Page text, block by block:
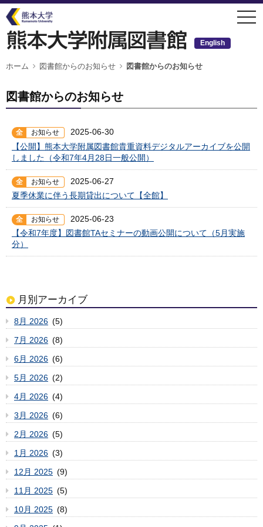
イ
コ
テ
ツ
動
English
パ
ン
ホーム 図書館からのお知らせ 図書館からのお知らせ
図書館からのお知らせ
全 お知らせ
2025-06-30
【公開】熊本大学附属図書館貴重資料デジタルアーカイブを公開
しました（令和7年4月28日一般公開）
全 お知らせ
2025-06-27
夏季休業に伴う長期貸出について【全館】
全 お知らせ
2025-06-23
【令和7年度】図書館TAセミナーの動画公開について（5月実施
分）
月別アーカイブ
8月 2026 (5)
7月 2026 (8)
6月 2026 (6)
5月 2026 (2)
4月 2026 (4)
3月 2026 (6)
2月 2026 (5)
1月 2026 (3)
12月 2025 (9)
11月 2025 (5)
10月 2025 (8)